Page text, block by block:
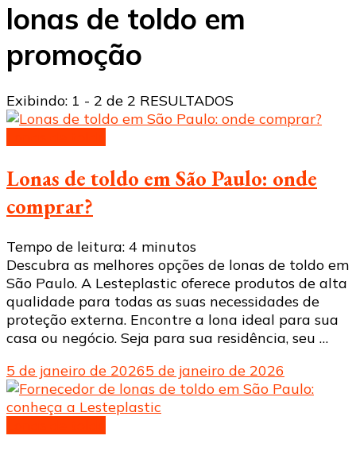
lonas de toldo em
promoção
Exibindo: 1 - 2 de 2 RESULTADOS
Lonas de toldo em São Paulo: onde
comprar?
Tempo de leitura: 4 minutos
Descubra as melhores opções de lonas de toldo em
São Paulo. A Lesteplastic oferece produtos de alta
qualidade para todas as suas necessidades de
proteção externa. Encontre a lona ideal para sua
casa ou negócio. Seja para sua residência, seu …
5 de janeiro de 20265 de janeiro de 2026